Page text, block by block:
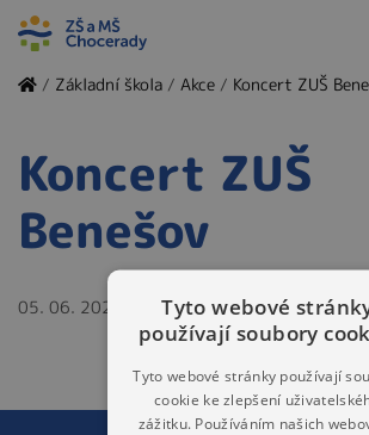
/ Základní škola / Akce / Koncert ZUŠ
Koncert ZUŠ
Benešov
05. 06. 2025
Tyto webové
používají soubory
Tyto webové stránky používají
cookie ke zlepšení
zážitku. Používáním našich